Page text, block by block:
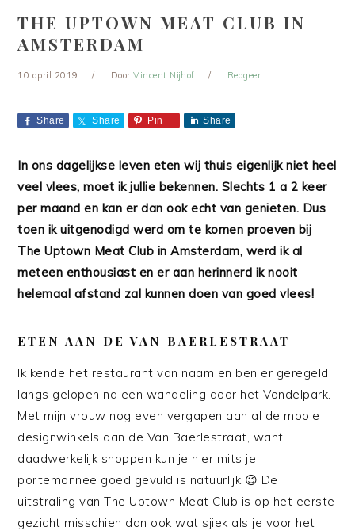
THE UPTOWN MEAT CLUB IN
AMSTERDAM
10 april 2019 DoorVincent Nijhof Reageer
Share Share Pin Share
In ons dagelijkse leven eten wij thuis eigenlijk niet heel
veel vlees, moet ik jullie bekennen. Slechts 1 a 2 keer
per maand en kan er dan ook echt van genieten. Dus
toen ik uitgenodigd werd om te komen proeven bij
The Uptown Meat Club in Amsterdam, werd ik al
meteen enthousiast en er aan herinnerd ik nooit
helemaal afstand zal kunnen doen van goed vlees!
ETEN AAN DE VAN BAERLESTRAAT
Ik kende het restaurant van naam en ben er geregeld
langs gelopen na een wandeling door het Vondelpark.
Met mijn vrouw nog even vergapen aan al de mooie
designwinkels aan de Van Baerlestraat, want
daadwerkelijk shoppen kun je hier mits je
portemonnee goed gevuld is natuurlijk 😉 De
uitstraling van The Uptown Meat Club is op het eerste
gezicht misschien dan ook wat sjiek als je voor het